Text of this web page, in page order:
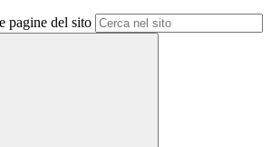
pagine del sito